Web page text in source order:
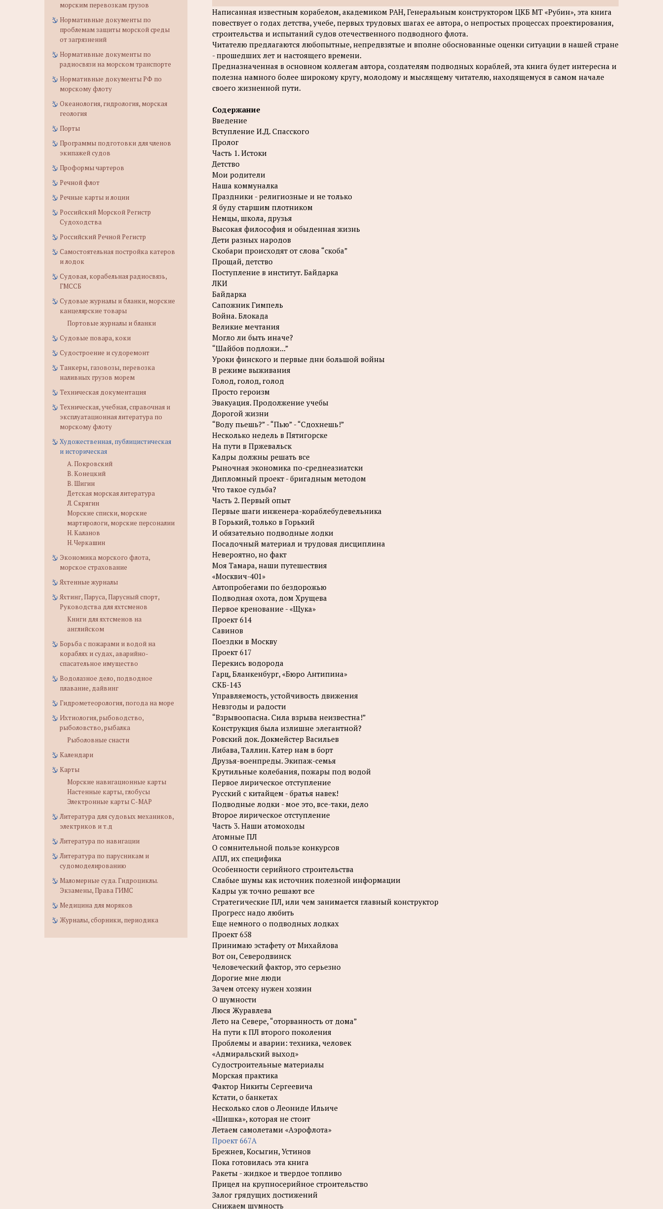
морским перевозкам грузов
Нормативные документы по
проблемам защиты морской среды
от загрязнений
Нормативные документы по
радиосвязи на морском транспорте
Нормативные документы РФ по
морскому флоту
Океанология, гидрология, морская
геология
Порты
Программы подготовки для членов
экипажей судов
Проформы чартеров
Речной флот
Речные карты и лоции
Российский Морской Регистр
Судоходства
Российский Речной Регистр
Самостоятельная постройка катеров
и лодок
Судовая, корабельная радиосвязь,
ГМССБ
Судовые журналы и бланки, морские
канцелярские товары
Портовые журналы и бланки
Судовые повара, коки
Судостроение и судоремонт
Танкеры, газовозы, перевозка
наливных грузов морем
Техническая документация
Техническая, учебная, справочная и
эксплуатационная литература по
морскому флоту
Художественная, публицистическая
и историческая
А. Покровский
В. Конецкий
В. Шигин
Детская морская литература
Л. Скрягин
Морские списки, морские
мартирологи, морские персоналии
Н. Каланов
Н. Черкашин
Экономика морского флота,
морское страхование
Яхтенные журналы
Яхтинг, Паруса, Парусный спорт,
Руководства для яхтсменов
Книги для яхтсменов на
английском
Борьба с пожарами и водой на
кораблях и судах, аварийно-
спасательное имущество
Водолазное дело, подводное
плавание, дайвинг
Гидрометеорология, погода на море
Ихтиология, рыбоводство,
рыболовство, рыбалка
Рыболовные снасти
Календари
Карты
Морские навигационные карты
Настенные карты, глобусы
Электронные карты C-MAP
Литература для судовых механиков,
электриков и т.д
Литература по навигации
Литература по парусникам и
судомоделированию
Маломерные суда. Гидроциклы.
Экзамены, Права ГИМС
Медицина для моряков
Журналы, сборники, периодика
Написанная известным корабелом, академиком РАН, Генеральным конструктором ЦКБ МТ «Рубин», эта книга
повествует о годах детства, учебе, первых трудовых шагах ее автора, о непростых процессах проектирования,
строительства и испытаний судов отечественного подводного флота.
Читателю предлагаются любопытные, непредвзятые и вполне обоснованные оценки ситуации в нашей стране
- прошедших лет и настоящего времени.
Предназначенная в основном коллегам автора, создателям подводных кораблей, эта книга будет интересна и
полезна намного более широкому кругу, молодому и мыслящему читателю, находящемуся в самом начале
своего жизненной пути.
Содержание
Введение
Вступление И.Д. Спасского
Пролог
Часть 1. Истоки
Детство
Мои родители
Наша коммуналка
Праздники - религиозные и не только
Я буду старшим плотником
Немцы, школа, друзья
Высокая философия и обыденная жизнь
Дети разных народов
Скобари происходят от слова “скоба”
Прощай, детство
Поступление в институт. Байдарка
ЛКИ
Байдарка
Сапожник Гимпель
Война. Блокада
Великие мечтания
Могло ли быть иначе?
“Шайбов подложи...”
Уроки финского и первые дни большой войны
В режиме выживания
Голод, голод, голод
Просто героизм
Эвакуация. Продолжение учебы
Дорогой жизни
“Воду пьешь?” - “Пью” - “Сдохнешь!”
Несколько недель в Пятигорске
На пути в Пржевальск
Кадры должны решать все
Рыночная экономика по-среднеазиатски
Дипломный проект - бригадным методом
Что такое судьба?
Часть 2. Первый опыт
Первые шаги инженера-кораблебудевельника
В Горький, только в Горький
И обязательно подводные лодки
Посадочный материал и трудовая дисциплина
Невероятно, но факт
Моя Тамара, наши путешествия
«Москвич-401»
Автопробегами по бездорожью
Подводная охота, дом Хрущева
Первое кренование - «Щука»
Проект 614
Савинов
Поездки в Москву
Проект 617
Перекись водорода
Гарц, Бланкенбург, «Бюро Антипина»
СКБ-143
Управляемость, устойчивость движения
Невзгоды и радости
“Взрывоопасна. Сила взрыва неизвестна!”
Конструкция была излишне элегантной?
Ровский док. Докмейстер Васильев
Либава, Таллин. Катер нам в борт
Друзья-военпреды. Экипаж-семья
Крутильные колебания, пожары под водой
Первое лирическое отступление
Русский с китайцем - братья навек!
Подводные лодки - мое это, все-таки, дело
Второе лирическое отступление
Часть 3. Наши атомоходы
Атомные ПЛ
О сомнительной пользе конкурсов
АПЛ, их специфика
Особенности серийного строительства
Слабые шумы как источник полезной информации
Кадры уж точно решают все
Стратегические ПЛ, или чем занимается главный конструктор
Прогресс надо любить
Еще немного о подводных лодках
Проект 658
Принимаю эстафету от Михайлова
Вот он, Северодвинск
Человеческий фактор, это серьезно
Дорогие мне люди
Зачем отсеку нужен хозяин
О шумности
Люся Журавлева
Лето на Севере, “оторванность от дома”
На пути к ПЛ второго поколения
Проблемы и аварии: техника, человек
«Адмиральский выход»
Судостроительные материалы
Морская практика
Фактор Никиты Сергеевича
Кстати, о банкетах
Несколько слов о Леониде Ильиче
«Шишка», которая не стоит
Летаем самолетами «Аэрофлота»
Проект 667А
Брежнев, Косыгин, Устинов
Пока готовилась эта книга
Ракеты - жидкое и твердое топливо
Прицел на крупносерийное строительство
Залог грядущих достижений
Снижаем шумность